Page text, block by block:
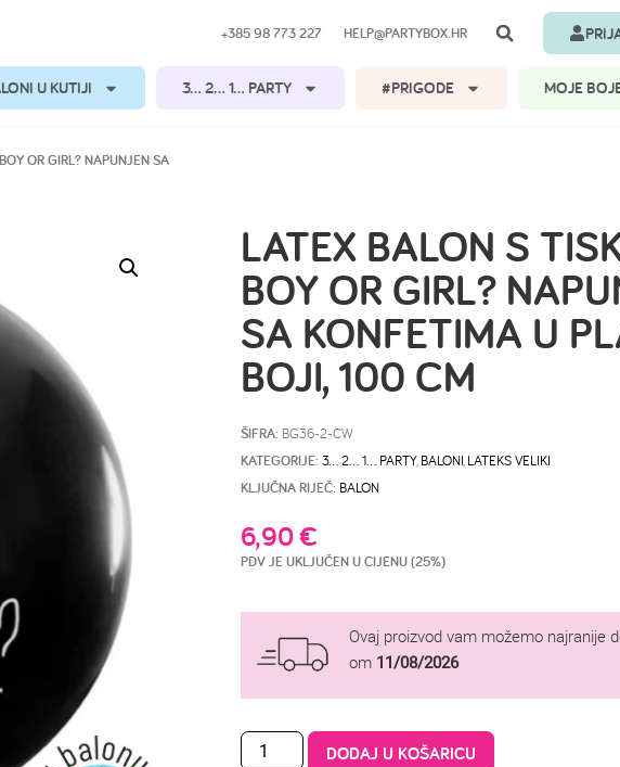
+385 98 773 227 HELP@PARTYBOX.HR
U KUTIJI 3… 2… 1… PARTY #PRIGODE MOJE
OR GIRL? NAPUNJEN SA
LATEX BALON S
BOY OR GIRL?
SA KONFETIMA U
BOJI, 100 CM
ŠIFRA: BG36-2-CW
KATEGORIJE: 3… 2… 1… PARTY, BALONI LATEKS VELIKI
KLJUČNA RIJEČ: BALON
6,90€
PDV JE UKLJUČEN U CIJENU (25%)
Ovaj proizvod vam možemo najranije
om 11/08/2026
DODAJ U KOŠARICU